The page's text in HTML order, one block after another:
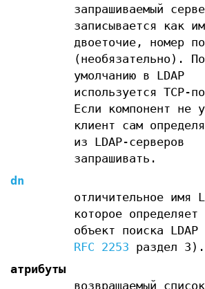
запрашиваемый
записывается как
двоеточие, номер
(необязательно). По
умолчанию в LDAP
используется TCP-
Если компонент не
клиент сам
из LDAP-серверов
запрашивать.
dn
отличительное имя
которое определяет
объект поиска
RFC 2253 раздел 3).
атрибуты
возвращаемый список